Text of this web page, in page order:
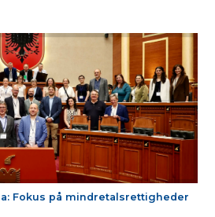
Fokus på mindretalsrettigheder